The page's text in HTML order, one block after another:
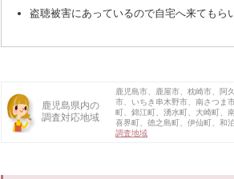
盗聴被害にあっているので自宅へ来ても
鹿児島県内の
調査対応地域
鹿児島市、鹿屋市、枕崎市、阿
市、いちき串木野市、南さつま
町、錦江町、湧水町、大崎町、
喜界町、徳之島町、伊仙町、和
調査地域